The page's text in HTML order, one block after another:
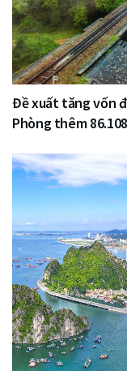
Đề xuất tăng vốn
Phòng thêm